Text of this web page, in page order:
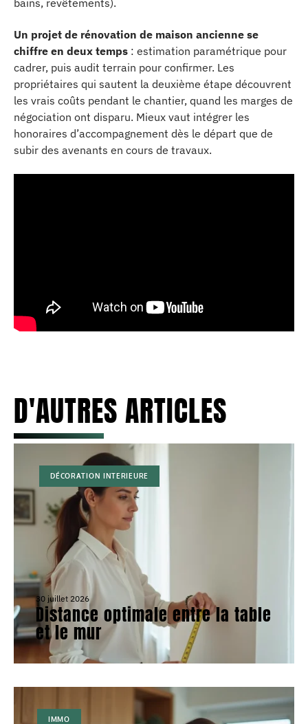
Un projet de rénovation de maison ancienne se
chiffre en deux temps : estimation paramétrique pour
cadrer, puis audit terrain pour confirmer. Les
propriétaires qui sautent la deuxième étape découvrent
les vrais coûts pendant le chantier, quand les marges de
négociation ont disparu. Mieux vaut intégrer les
honoraires d’accompagnement dès le départ que de
subir des avenants en cours de travaux.
D'AUTRES ARTICLES
DÉCORATION INTERIEURE
30 juillet 2026
Distance optimale entre la table
et le mur
IMMO